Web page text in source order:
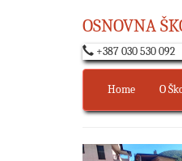
OSNOVNA
+387 030 530 092
Home O